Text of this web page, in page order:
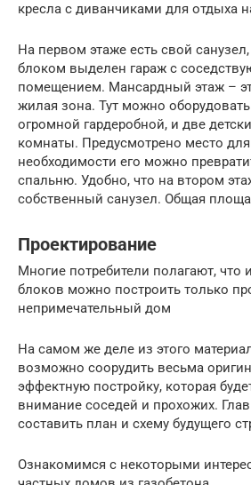
кресла с диванчиками для отдыха
На первом этаже есть свой
блоком выделен гараж с
помещением. Мансардный этаж –
жилая зона. Тут можно
огромной гардеробной, и две
комнаты. Предусмотрено место
необходимости его можно
спальню. Удобно, что на втором
собственный санузел. Общая
Проектирование
Многие потребители полагают, что
блоков можно построить только
непримечательный дом
На самом же деле из этого
возможно соорудить весьма
эффектную постройку, которая
внимание соседей и прохожих.
составить план и схему будущего
Ознакомимся с некоторыми